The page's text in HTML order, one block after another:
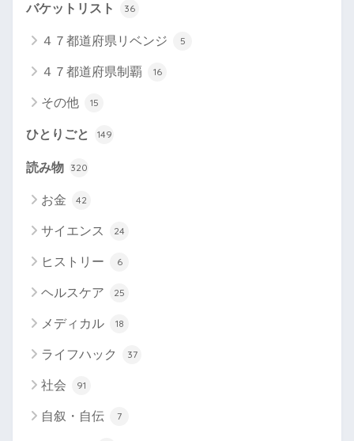
バケットリスト 36
４７都道府県リベンジ 5
４７都道府県制覇 16
その他 15
ひとりごと 149
読み物 320
お金 42
サイエンス 24
ヒストリー 6
ヘルスケア 25
メディカル 18
ライフハック 37
社会 91
自叙・自伝 7